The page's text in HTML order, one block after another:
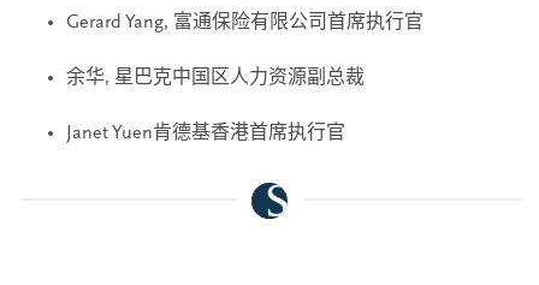
Gerard Yang, 富通保险有限公司首席执行官
余华, 星巴克中国区人力资源副总裁
Janet Yuen肯德基香港首席执行官